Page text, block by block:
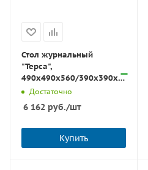
Стол журнальный
"Терса",
490х490х560/390х390х460
мм, КОМПЛЕКТ 2 шт.,
Достаточно
6 162 руб./шт
Купить